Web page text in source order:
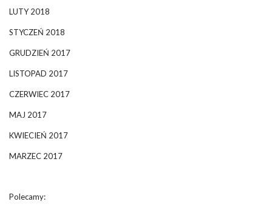
LUTY 2018
STYCZEŃ 2018
GRUDZIEŃ 2017
LISTOPAD 2017
CZERWIEC 2017
MAJ 2017
KWIECIEŃ 2017
MARZEC 2017
Polecamy: